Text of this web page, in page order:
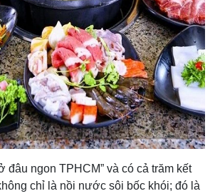
đâu ngon TPHCM” và có cả trăm kết
chỉ là nồi nước sôi bốc khói; đó là